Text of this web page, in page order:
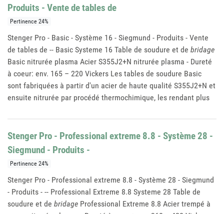
Produits - Vente de tables de
Pertinence 24%
Stenger Pro - Basic - Système 16 - Siegmund - Produits - Vente
de tables de -- Basic Systeme 16 Table de soudure et de bridage
Basic nitrurée plasma Acier S355J2+N nitrurée plasma - Dureté
à coeur: env. 165 – 220 Vickers Les tables de soudure Basic
sont fabriquées à partir d'un acier de haute qualité S355J2+N et
ensuite nitrurée par procédé thermochimique, les rendant plus
Stenger Pro - Professional extreme 8.8 - Système 28 -
Siegmund - Produits -
Pertinence 24%
Stenger Pro - Professional extreme 8.8 - Système 28 - Siegmund
- Produits - -- Professional Extreme 8.8 Systeme 28 Table de
soudure et de bridage Professional Extreme 8.8 Acier trempé à